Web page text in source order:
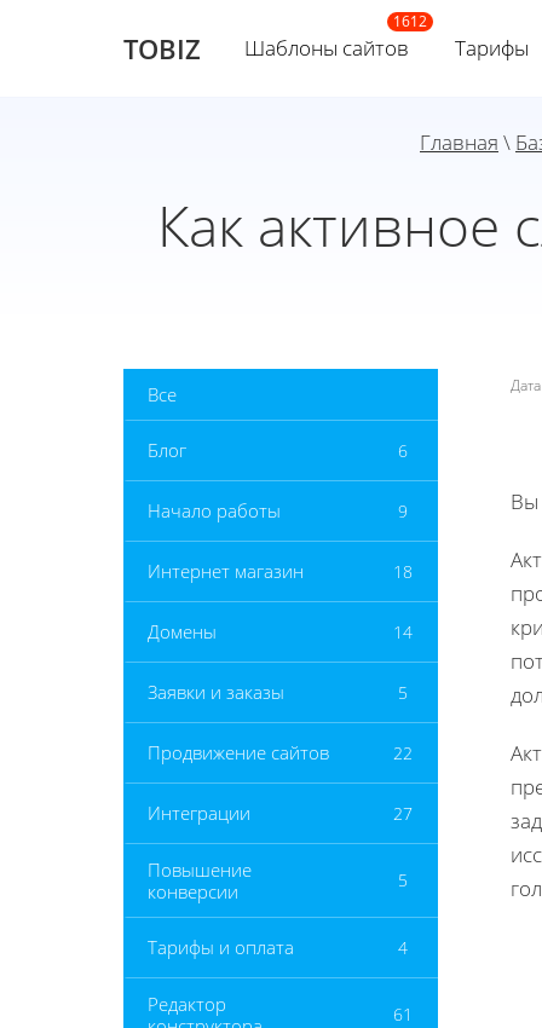
TOBIZ Шаблоны сайтов Тарифы
Главная \
Как активное
Все
Блог 6
Начало работы 9
Интернет магазин 18
Домены 14
Заявки и заказы 5
Продвижение сайтов 22
Интеграции 27
Повышение
конверсии
5
Тарифы и оплата 4
Редактор
61
Вы